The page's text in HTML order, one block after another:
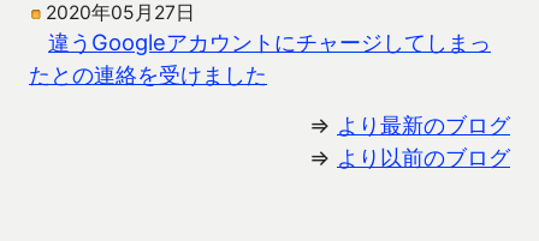
2020年05月27日
違うGoogleアカウントにチャージしてしまっ
たとの連絡を受けました
⇒ より最新のブログ
⇒ より以前のブログ